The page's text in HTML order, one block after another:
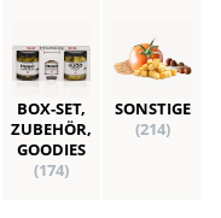
BOX-SET,
ZUBEHÖR,
GOODIES
(174)
SONSTIGE
(214)